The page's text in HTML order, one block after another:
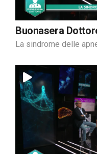
Buonasera
La sindrome delle